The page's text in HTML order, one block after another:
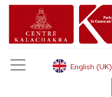
English (UK)